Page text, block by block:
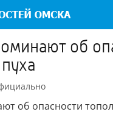
об
об опасности